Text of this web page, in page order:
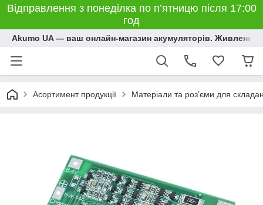
Відправлення з понеділка по п’ятницю після 17:00
год
Akumo UA — ваш онлайн-магазин акумуляторів. Живлення,
Асортимент продукції Матеріали та розʼєми для